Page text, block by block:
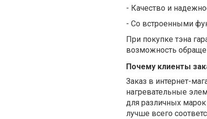
- Качество и
- Со встроенными
При покупке тэна
возможность
Почему клиенты
Заказ в интернет-
нагревательные
для различных
лучше всего